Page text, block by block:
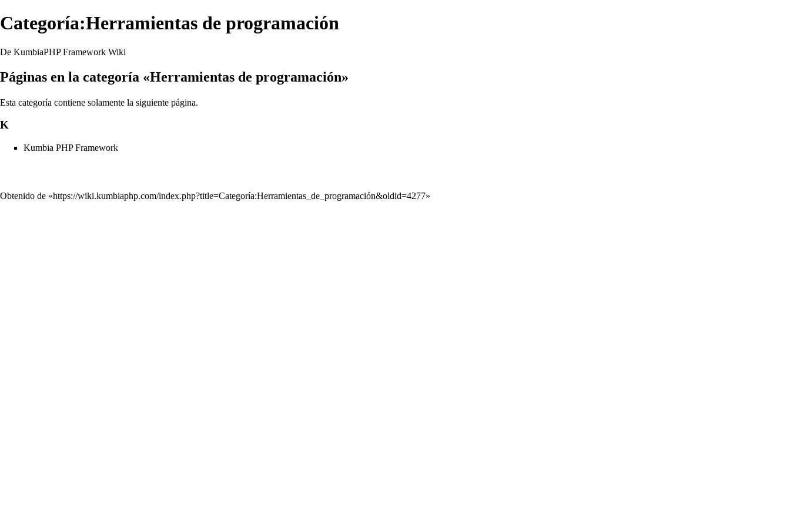
Categoría:Herramientas de programación
De KumbiaPHP Framework Wiki
Páginas en la categoría «Herramientas de programación»
Esta categoría contiene solamente la siguiente página.
K
Kumbia PHP Framework
Obtenido de «https://wiki.kumbiaphp.com/index.php?title=Categoría:Herramientas_de_programación&oldid=4277»